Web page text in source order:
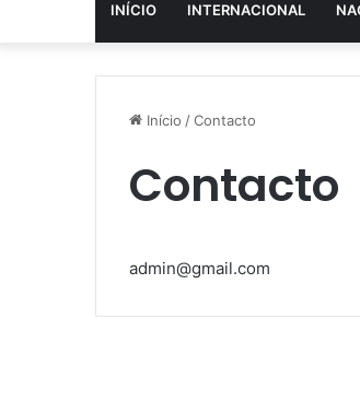
INÍCIO INTERNACIONAL
Início /Contacto
Contacto
admin@gmail.com